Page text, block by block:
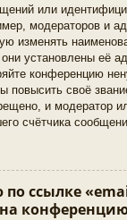
или
модераторов и
изменять
установлены её
конференцию
повысить своё
и модератор
счётчика
ссылке